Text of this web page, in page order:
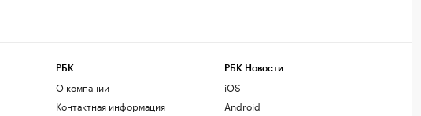
РБК
О компании
Контактная информация
РБК Новости
iOS
Android